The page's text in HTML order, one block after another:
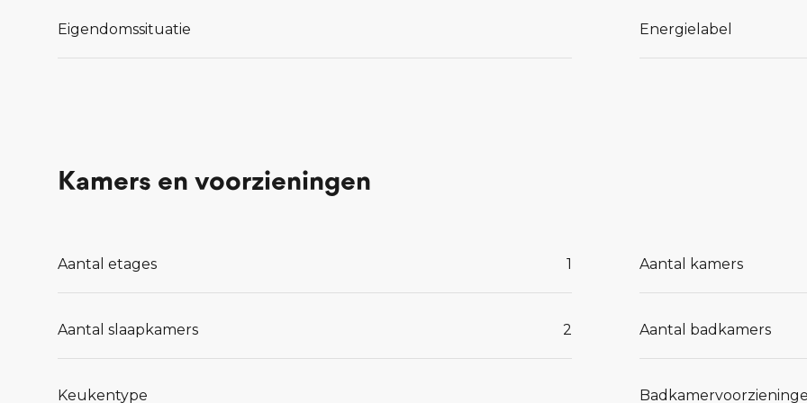
websitewww.connect-uden.nl
Eigendomssituatie Energielabel
Kamers en voorzieningen
Aantal etages 1 Aantal kamers
Aantal slaapkamers 2 Aantal badkamers
Keukentype